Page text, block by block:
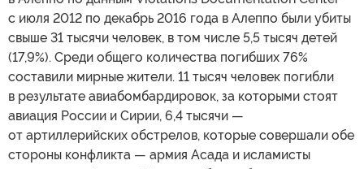
с июля 2012 по декабрь 2016 года в Алеппо были убиты
свыше 31 тысячи человек, в том числе 5,5 тысяч детей
(17,9%). Среди общего количества погибших 76%
составили мирные жители. 11 тысяч человек погибли
в результате авиабомбардировок, за которыми стоят
авиация России и Сирии, 6,4 тысячи —
от артиллерийских обстрелов, которые совершали обе
стороны конфликта — армия Асада и исламисты